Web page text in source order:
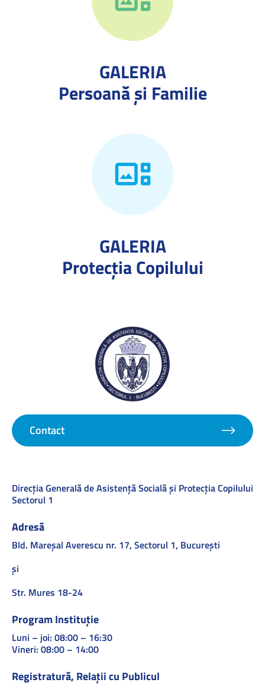
GALERIA
Persoană și Familie
GALERIA
Protecţia Copilului
Contact
Direcţia Generală de Asistenţă Socială şi Protecţia Copilului
Sectorul 1
Adresă
Bld. Mareşal Averescu nr. 17, Sectorul 1, Bucureşti
și
Str. Mures 18-24
Program Instituție
Luni – joi: 08:00 – 16:30
Vineri: 08:00 – 14:00
Registratură, Relații cu Publicul